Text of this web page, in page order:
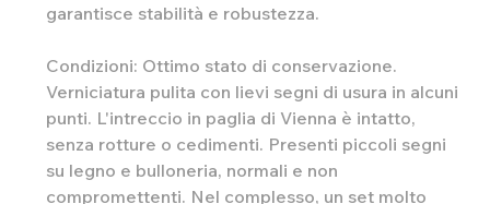
garantisce stabilità e robustezza.
Condizioni: Ottimo stato di conservazione.
Verniciatura pulita con lievi segni di usura in alcuni
punti. L'intreccio in paglia di Vienna è intatto,
senza rotture o cedimenti. Presenti piccoli segni
su legno e bulloneria, normali e non
compromettenti. Nel complesso, un set molto